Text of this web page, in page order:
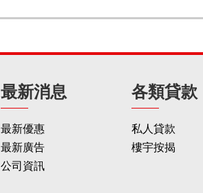
最新消息
最新優惠
最新廣告
公司資訊
各類貸款
私人貸款
樓宇按揭